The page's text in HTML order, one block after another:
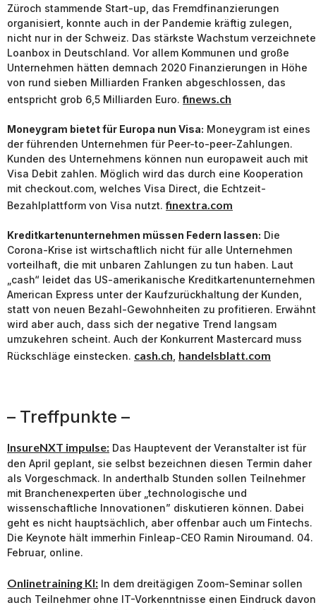
Züroch stammende Start-up, das Fremdfinanzierungen
organisiert, konnte auch in der Pandemie kräftig zulegen,
nicht nur in der Schweiz. Das stärkste Wachstum verzeichnete
Loanbox in Deutschland. Vor allem Kommunen und große
Unternehmen hätten demnach 2020 Finanzierungen in Höhe
von rund sieben Milliarden Franken abgeschlossen, das
entspricht grob 6,5 Milliarden Euro.finews.ch
Moneygram bietet für Europa nun Visa: Moneygram ist eines
der führenden Unternehmen für Peer-to-peer-Zahlungen.
Kunden des Unternehmens können nun europaweit auch mit
Visa Debit zahlen. Möglich wird das durch eine Kooperation
mit checkout.com, welches Visa Direct, die Echtzeit-
Bezahlplattform von Visa nutzt.finextra.com
Kreditkartenunternehmen müssen Federn lassen: Die
Corona-Krise ist wirtschaftlich nicht für alle Unternehmen
vorteilhaft, die mit unbaren Zahlungen zu tun haben. Laut
„cash“ leidet das US-amerikanische Kreditkartenunternehmen
American Express unter der Kaufzurückhaltung der Kunden,
statt von neuen Bezahl-Gewohnheiten zu profitieren. Erwähnt
wird aber auch, dass sich der negative Trend langsam
umzukehren scheint. Auch der Konkurrent Mastercard muss
Rückschläge einstecken. cash.ch handelsblatt.com
– Treffpunkte –
InsureNXT impulse: Das Hauptevent der Veranstalter ist für
den April geplant, sie selbst bezeichnen diesen Termin daher
als Vorgeschmack. In anderthalb Stunden sollen Teilnehmer
mit Branchenexperten über „technologische und
wissenschaftliche Innovationen” diskutieren können. Dabei
geht es nicht hauptsächlich, aber offenbar auch um Fintechs.
Die Keynote hält immerhin Finleap-CEO Ramin Niroumand. 04.
Februar, online.
Onlinetraining KI: In dem dreitägigen Zoom-Seminar sollen
auch Teilnehmer ohne IT-Vorkenntnisse einen Eindruck davon